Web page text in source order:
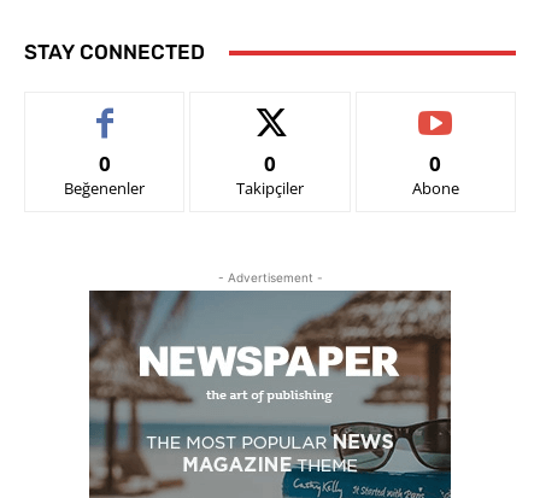
STAY CONNECTED
0
Beğenenler
0
Takipçiler
0
Abone
- Advertisement -